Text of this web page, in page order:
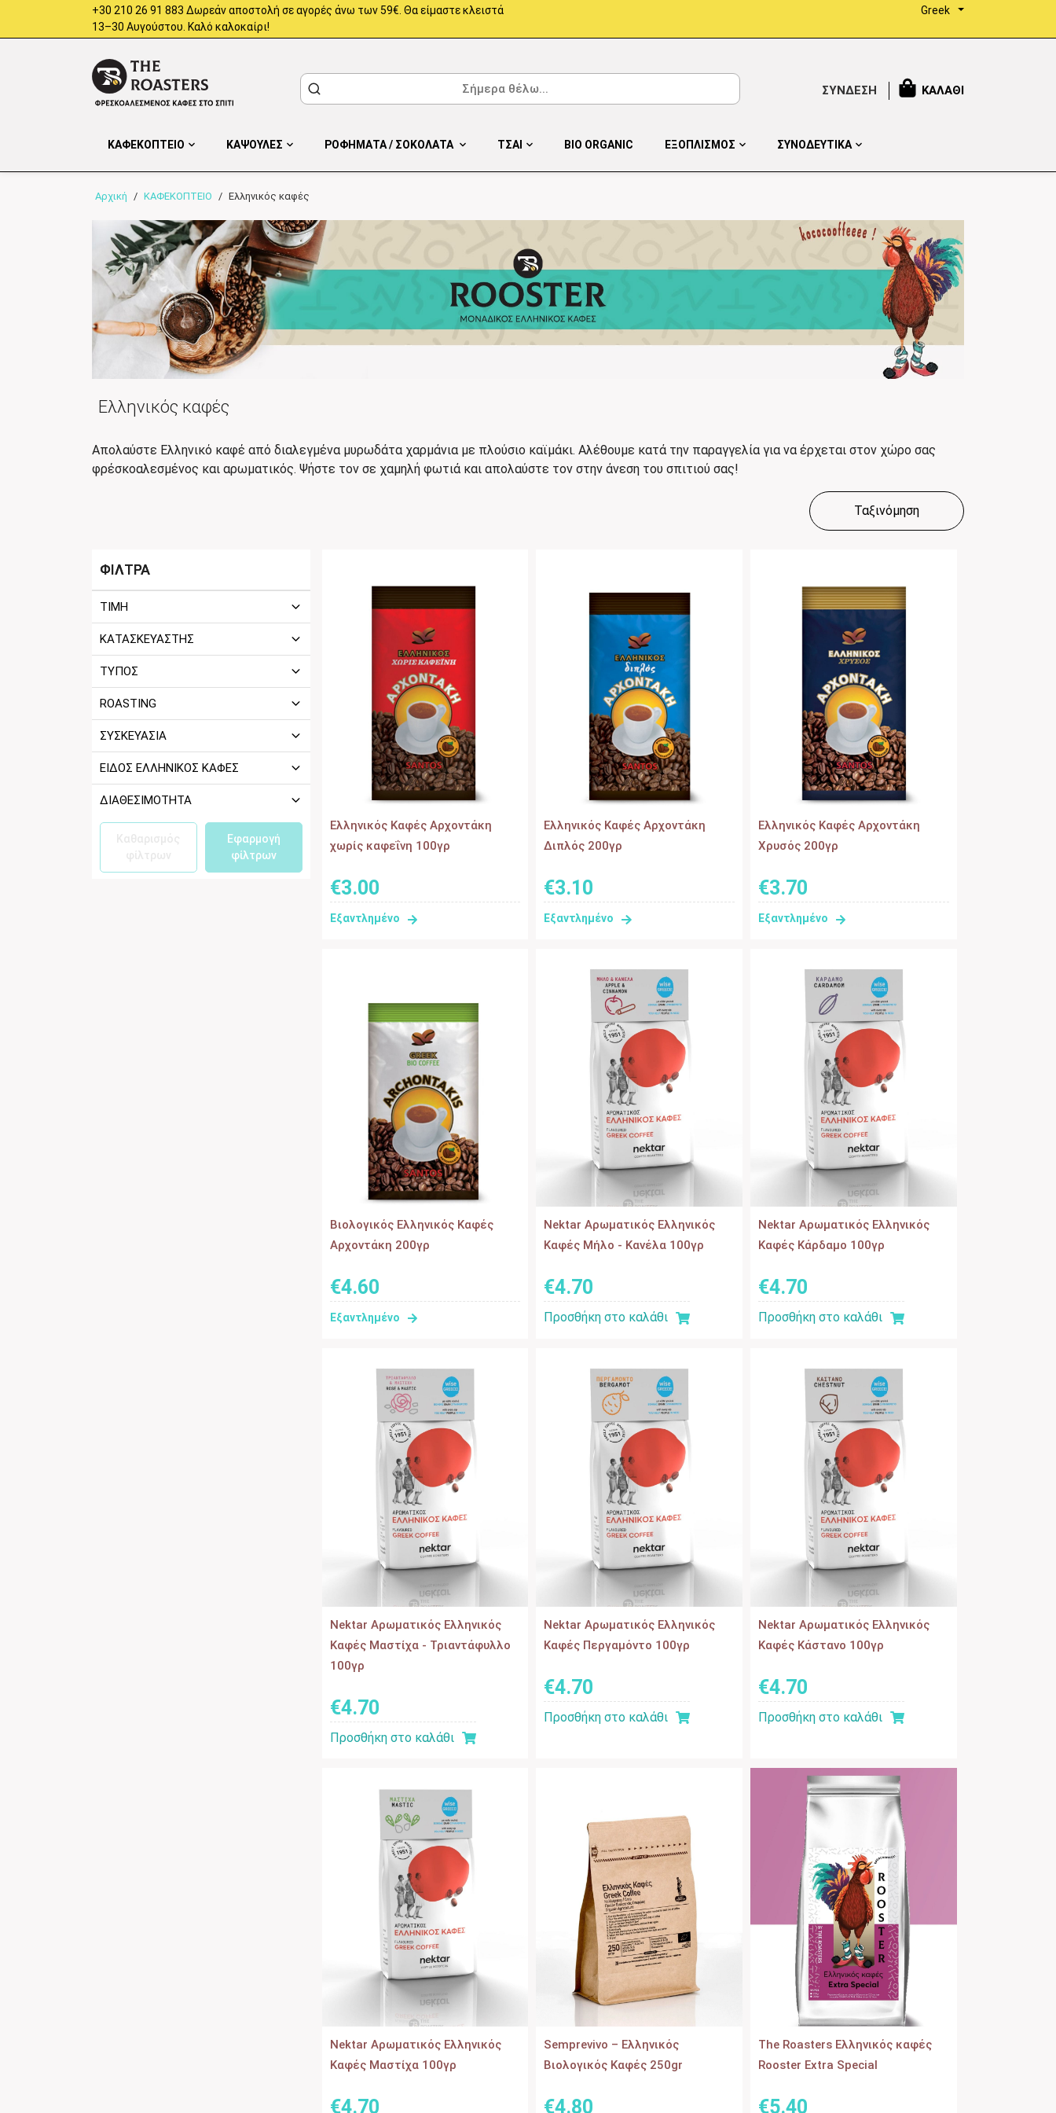
+30 210 26 91 883 Δωρεάν αποστολή σε αγορές άνω των 59€. Θα είμαστε κλειστά
13–30 Αυγούστου. Καλό καλοκαίρι!
Greek
ΣΥΝΔΕΣΗ ΚΑΛΑΘΙ
ΚΑΦΕΚΟΠΤΕΙΟ ΚΑΨΟΥΛΕΣ ΡΟΦΗΜΑΤΑ / ΣΟΚΟΛΑΤΑ ΤΣΑΙ BIO ORGANIC ΕΞΟΠΛΙΣΜΟΣ ΣΥΝΟΔΕΥΤΙΚΑ
Αρχική / ΚΑΦΕΚΟΠΤΕΙΟ / Ελληνικός καφές
Ελληνικός καφές
Απολαύστε Ελληνικό καφέ από διαλεγμένα μυρωδάτα χαρμάνια με πλούσιο καϊμάκι. Αλέθουμε κατά την παραγγελία για να έρχεται στον χώρο σας
φρέσκοαλεσμένος και αρωματικός. Ψήστε τον σε χαμηλή φωτιά και απολαύστε τον στην άνεση του σπιτιού σας!
Ταξινόμηση
ΦΙΛΤΡΑ
ΤΙΜΗ
ΚΑΤΑΣΚΕΥΑΣΤΗΣ
ΤΥΠΟΣ
ROASTING
ΣΥΣΚΕΥΑΣΙΑ
ΕΙΔΟΣ ΕΛΛΗΝΙΚΟΣ ΚΑΦΕΣ
ΔΙΑΘΕΣΙΜΟΤΗΤΑ
Εφαρμογή
φίλτρων
Eλληνικός Kαφές Αρχοντάκη
χωρίς καφεΐνη 100γρ
€3.00
Εξαντλημένο
Eλληνικός Kαφές Αρχοντάκη
Διπλός 200γρ
€3.10
Εξαντλημένο
Eλληνικός Kαφές Αρχοντάκη
Χρυσός 200γρ
€3.70
Εξαντλημένο
Βιολογικός Eλληνικός Kαφές
Αρχοντάκη 200γρ
€4.60
Εξαντλημένο
Nektar Αρωματικός Ελληνικός
Καφές Μήλο - Κανέλα 100γρ
€4.70
Προσθήκη στο καλάθι
Nektar Αρωματικός Ελληνικός
Καφές Κάρδαμο 100γρ
€4.70
Προσθήκη στο καλάθι
Nektar Αρωματικός Ελληνικός
Καφές Μαστίχα - Τριαντάφυλλο
100γρ
€4.70
Προσθήκη στο καλάθι
Nektar Αρωματικός Ελληνικός
Καφές Περγαμόντο 100γρ
€4.70
Προσθήκη στο καλάθι
Nektar Αρωματικός Ελληνικός
Καφές Κάστανο 100γρ
€4.70
Προσθήκη στο καλάθι
Nektar Αρωματικός Ελληνικός
Καφές Μαστίχα 100γρ
€4.70
Semprevivo – Ελληνικός
Βιολογικός Καφές 250gr
€4.80
The Roasters Ελληνικός καφές
Rooster Extra Special
€5.40